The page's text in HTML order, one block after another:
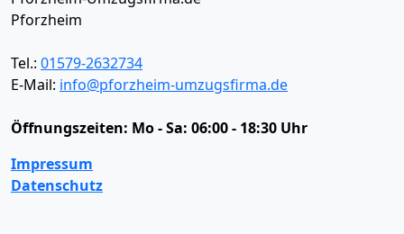
Pforzheim
Tel.: 01579-2632734
E-Mail: info@pforzheim-umzugsfirma.de
Öffnungszeiten: Mo - Sa: 06:00 - 18:30 Uhr
Impressum
Datenschutz